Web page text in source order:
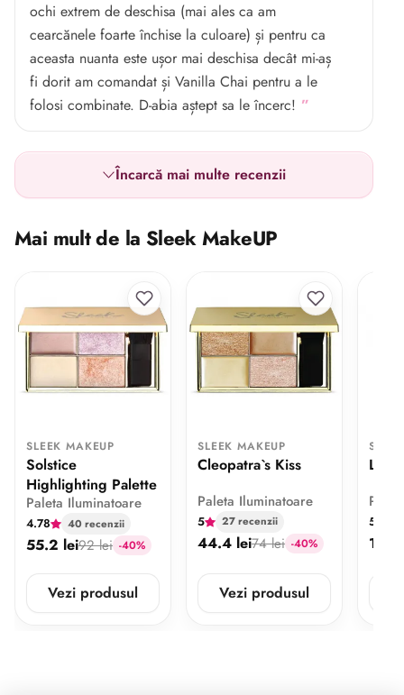
ochi extrem de deschisa (mai ales ca am
cearcănele foarte închise la culoare) și pentru ca
aceasta nuanta este ușor mai deschisa decât mi-aș
fi dorit am comandat și Vanilla Chai pentru a le
folosi combinate. D-abia aștept sa le încerc!
Încarcă mai multe recenzii
Mai mult de la Sleek MakeUP
SLEEK MAKEUP
Solstice
Highlighting Palette
Paleta Iluminatoare
4.78 40 recenzii
55.2 lei92 lei -40%
Vezi produsul
SLEEK MAKEUP
Cleopatra`s Kiss
Paleta Iluminatoare
5 27 recenzii
44.4 lei74 lei -40%
Vezi produsul
5
11.9